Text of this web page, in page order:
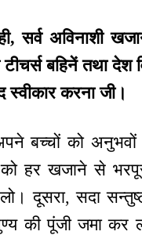
सर्व अविनाशी
टीचर्स बहिनें तथा
स्वीकार करना जी।
बच्चों को
हर खजाने से
दूसरा, सदा
की पूंजी जमा